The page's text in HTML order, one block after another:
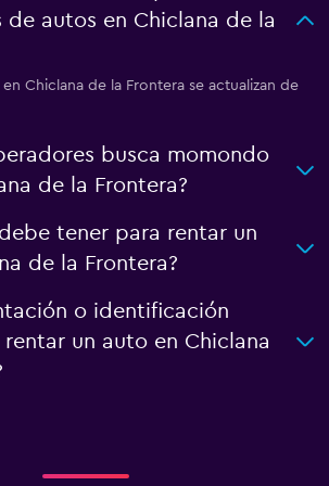
de autos en Chiclana de la
Chiclana de la Frontera se actualizan de
busca momondo
de la Frontera?
tener para rentar un
de la Frontera?
o identificación
un auto en Chiclana